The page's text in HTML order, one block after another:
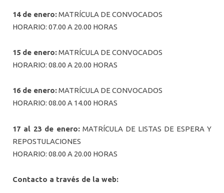
14 de enero:MATRÍCULA DE CONVOCADOS
HORARIO: 07.00 A 20.00 HORAS
15 de enero:MATRÍCULA DE CONVOCADOS
HORARIO: 08.00 A 20.00 HORAS
16 de enero:MATRÍCULA DE CONVOCADOS
HORARIO: 08.00 A 14.00 HORAS
17 al 23 de enero: MATRÍCULA DE LISTAS DE ESPERA Y
REPOSTULACIONES
HORARIO: 08.00 A 20.00 HORAS
Contacto a través de la web: